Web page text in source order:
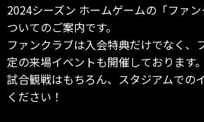
2024シーズン ホームゲームの「ファ
ついてのご案内です。
ファンクラブは入会特典だけでなく、
定の来場イベントも開催しております。
試合観戦はもちろん、スタジアムでの
ください！